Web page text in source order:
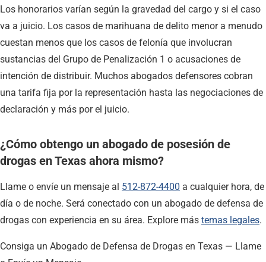
Los honorarios varían según la gravedad del cargo y si el caso
va a juicio. Los casos de marihuana de delito menor a menudo
cuestan menos que los casos de felonía que involucran
sustancias del Grupo de Penalización 1 o acusaciones de
intención de distribuir. Muchos abogados defensores cobran
una tarifa fija por la representación hasta las negociaciones de
declaración y más por el juicio.
¿Cómo obtengo un abogado de posesión de
drogas en Texas ahora mismo?
Llame o envíe un mensaje al 512-872-4400 a cualquier hora, de
día o de noche. Será conectado con un abogado de defensa de
drogas con experiencia en su área. Explore más temas legales.
Consiga un Abogado de Defensa de Drogas en Texas — Llame